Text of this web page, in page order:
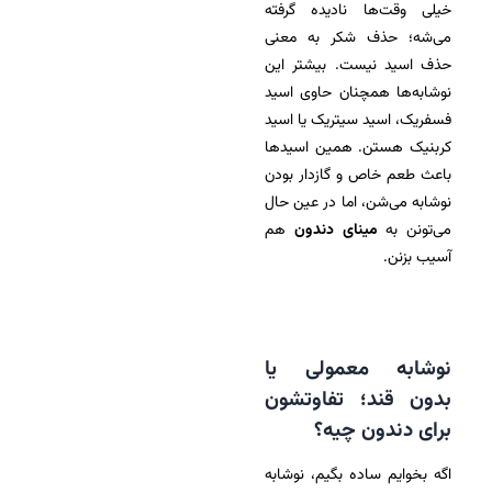
خیلی وقت‌ها نادیده گرفته
می‌شه؛ حذف شکر به معنی
حذف اسید نیست. بیشتر این
نوشابه‌ها همچنان حاوی اسید
فسفریک، اسید سیتریک یا اسید
کربنیک هستن. همین اسیدها
باعث طعم خاص و گازدار بودن
نوشابه می‌شن، اما در عین حال
می‌تونن به مینای دندون هم
آسیب بزنن.
نوشابه معمولی یا
بدون قند؛ تفاوتشون
برای دندون چیه؟
اگه بخوایم ساده بگیم، نوشابه